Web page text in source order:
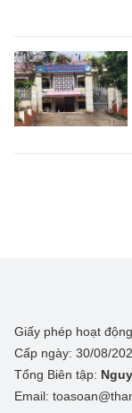
Giấy phép hoạt
Cấp ngày: 30/08/
Tổng Biên tập:
Email: